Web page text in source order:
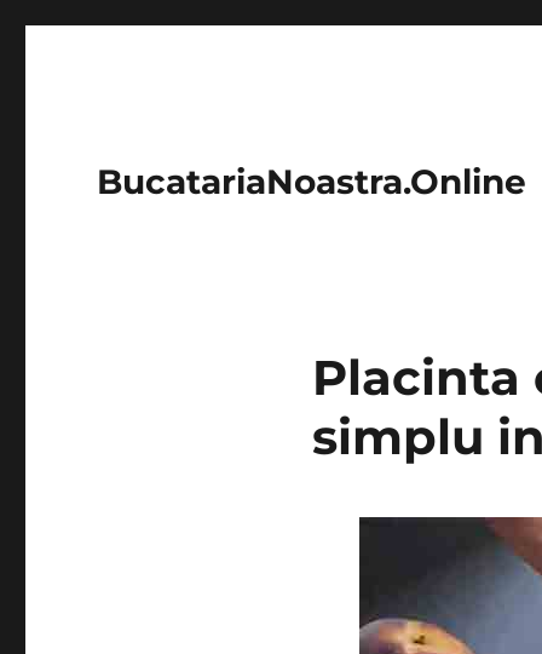
BucatariaNoastra.Online
Placinta
simplu